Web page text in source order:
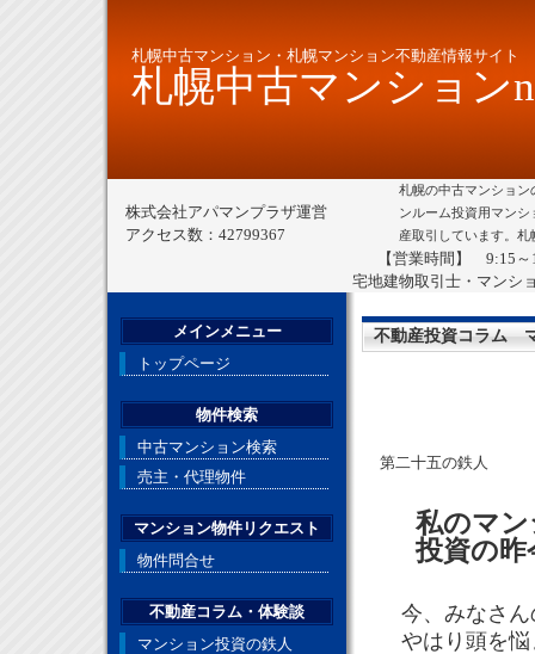
札幌中古マンション・札幌マンション不動産情報サイト
札幌中古マンション
株式会社アパマンプラザ運営
アクセス数：42799367
札幌の中古マンショ
ンルーム投資用マン
産取引しています。
【営業時間】 9:15
宅地建物取引士・マンシ
不動産投資コラム
第二十五の鉄人
私のマ
投資の昨
今、みなさん
やはり頭を
メインメニュー
トップページ
物件検索
中古マンション検索
売主・代理物件
マンション物件リクエスト
物件問合せ
不動産コラム・体験談
マンション投資の鉄人